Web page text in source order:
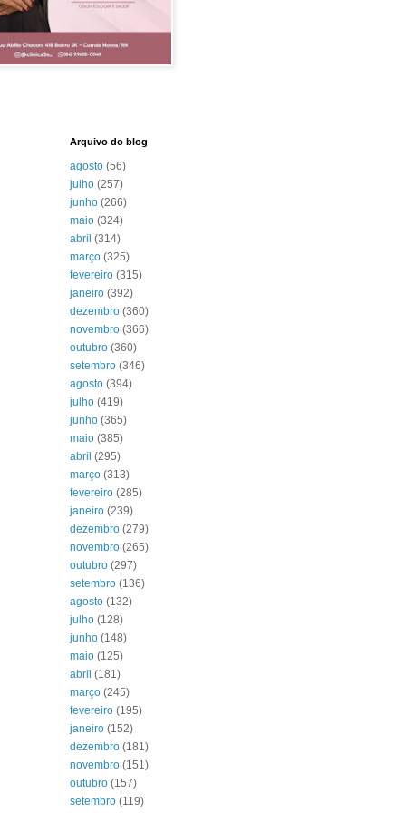
Arquivo do blog
agosto (56)
julho (257)
junho (266)
maio (324)
abril (314)
março (325)
fevereiro (315)
janeiro (392)
dezembro (360)
novembro (366)
outubro (360)
setembro (346)
agosto (394)
julho (419)
junho (365)
maio (385)
abril (295)
março (313)
fevereiro (285)
janeiro (239)
dezembro (279)
novembro (265)
outubro (297)
setembro (136)
agosto (132)
julho (128)
junho (148)
maio (125)
abril (181)
março (245)
fevereiro (195)
janeiro (152)
dezembro (181)
novembro (151)
outubro (157)
setembro (119)